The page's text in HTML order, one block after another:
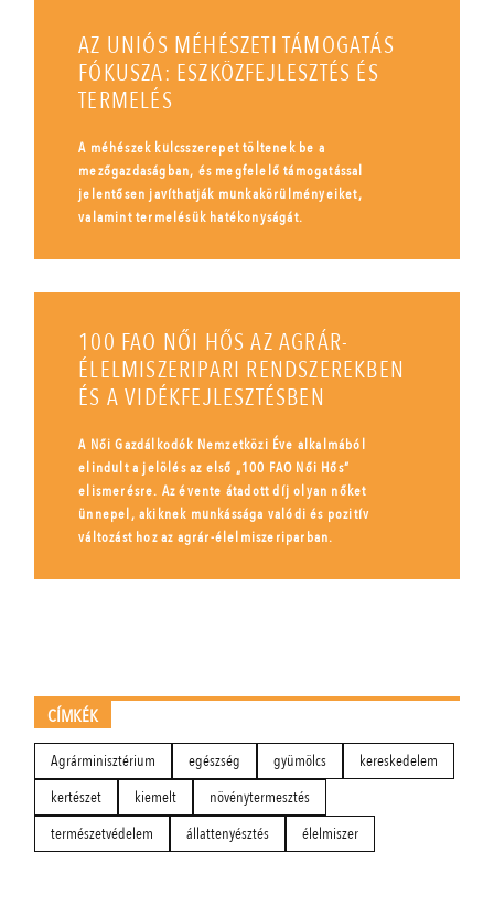
AZ UNIÓS MÉHÉSZETI TÁMOGATÁS
FÓKUSZA: ESZKÖZFEJLESZTÉS ÉS
TERMELÉS
A méhészek kulcsszerepet töltenek be a
mezőgazdaságban, és megfelelő támogatással
jelentősen javíthatják munkakörülményeiket,
valamint termelésük hatékonyságát.
100 FAO NŐI HŐS AZ AGRÁR-
ÉLELMISZERIPARI RENDSZEREKBEN
ÉS A VIDÉKFEJLESZTÉSBEN
A Női Gazdálkodók Nemzetközi Éve alkalmából
elindult a jelölés az első „100 FAO Női Hős”
elismerésre. Az évente átadott díj olyan nőket
ünnepel, akiknek munkássága valódi és pozitív
változást hoz az agrár-élelmiszeriparban.
CÍMKÉK
Agrárminisztérium egészség gyümölcs
kereskedelem
kertészet
kiemelt
növénytermesztés
természetvédelem
állattenyésztés élelmiszer